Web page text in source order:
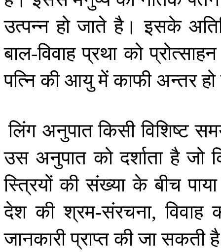
उत्पन्न हो जाते है। इसके
बाल-विवाह प्रथा को प्रोत्साहन
पत्निकीआयुमेंकाफी अन्तरहो
लिंग अनुपात किसी विशिष्ट
उस अनुपात को दर्शाता है जो
स्त्रियों की संख्या के बीच पाया
देश की श्रम-संरचना,विवाह
जानकारीप्राप्तकीजासकती